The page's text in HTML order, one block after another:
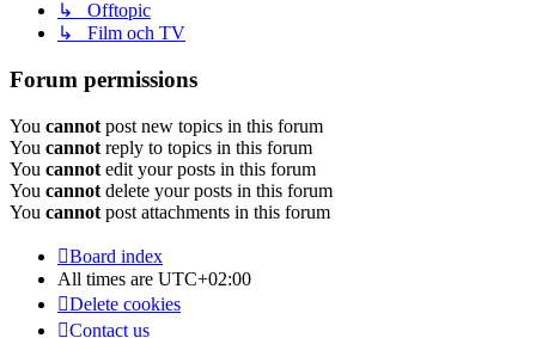
↳ Offtopic
↳ Film och TV
Forum permissions
You cannot post new topics in this forum
You cannot reply to topics in this forum
You cannot edit your posts in this forum
You cannot delete your posts in this forum
You cannot post attachments in this forum
Board index
All times are UTC+02:00
Delete cookies
Contact us